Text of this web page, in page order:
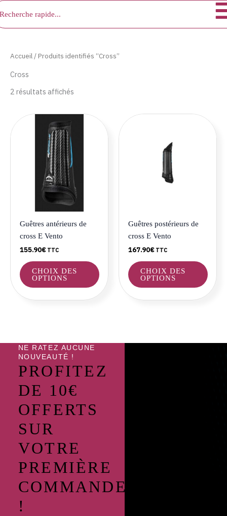
au
contenu
Accueil / Produits identifiés “Cross”
Cross
2 résultats affichés
Guêtres antérieurs de
cross E Vento
155.90€ TTC
CHOIX DES
OPTIONS
Ce
produit
du
produit
Guêtres postérieurs de
cross E Vento
167.90€ TTC
CHOIX DES
OPTIONS
Ce
du
NE RATEZ AUCUNE
NOUVEAUTÉ !
PROFITEZ
DE 10€
OFFERTS
SUR
VOTRE
PREMIÈRE
COMMANDE
!